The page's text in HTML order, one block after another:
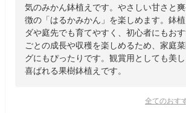
気のみかん鉢植えです。やさしい甘さと
徴の「はるかみかん」を楽しめます。鉢
ダや庭先でも育てやすく、初心者にもお
ごとの成長や収穫を楽しめるため、家庭
グにもぴったりです。観賞用としても美
喜ばれる果樹鉢植えです。
全てのおす